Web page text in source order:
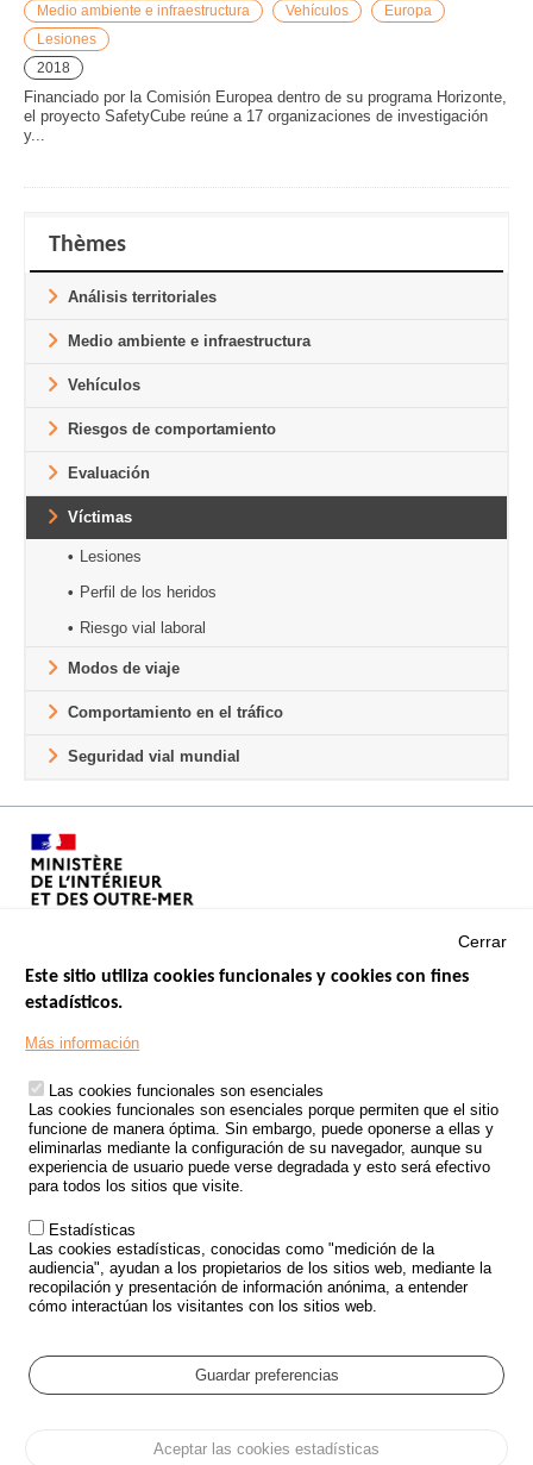
Medio ambiente e infraestructura
Vehículos
Europa
Lesiones
2018
Financiado por la Comisión Europea dentro de su programa Horizonte,
el proyecto SafetyCube reúne a 17 organizaciones de investigación
y...
Thèmes
Análisis territoriales
Medio ambiente e infraestructura
Vehículos
Riesgos de comportamiento
Evaluación
Víctimas
Lesiones
Perfil de los heridos
Riesgo vial laboral
Modos de viaje
Comportamiento en el tráfico
Seguridad vial mundial
Footer
TRATAMIENTO DE DATOS PERSONALES PROCEDENTES DE
ACCIDENTES DE TRÁFICO
ESTUDIOS
CONVOCATORIA DE PROYECTOS DE ESTUDIOS
POLÍTICA DE SEGURIDAD VIAL
Outils
EVENTOS
GLOSARIO
Cookie settings
Protección de datos y CookiesAdministrar las cookies
Cerrar
Este sitio utiliza cookies funcionales y cookies con fines
estadísticos.
Más información
Las cookies funcionales son esenciales
Las cookies funcionales son esenciales porque permiten que el sitio
funcione de manera óptima. Sin embargo, puede oponerse a ellas y
eliminarlas mediante la configuración de su navegador, aunque su
experiencia de usuario puede verse degradada y esto será efectivo
para todos los sitios que visite.
Estadísticas
Las cookies estadísticas, conocidas como "medición de la
audiencia", ayudan a los propietarios de los sitios web, mediante la
recopilación y presentación de información anónima, a entender
cómo interactúan los visitantes con los sitios web.
Guardar preferencias
Aceptar las cookies estadísticas